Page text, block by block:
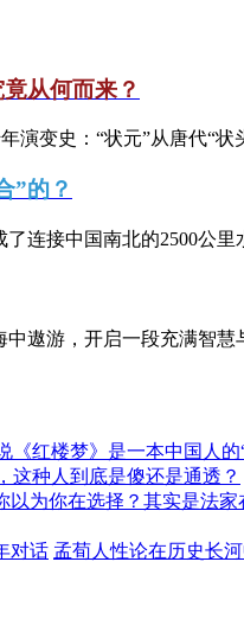
从何而来？
演变史：“状元”从唐代“状
”的？
连接中国南北的2500公里
遨游，开启一段充满智慧
《红楼梦》是一本中国人的
这种人到底是傻还是通透？
以为你在选择？其实是法家
对话 孟荀人性论在历史长